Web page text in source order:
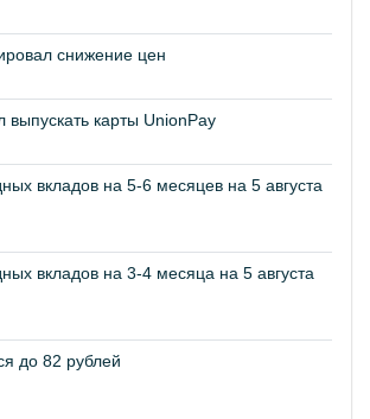
снижение цен
выпускать карты UnionPay
вкладов на 5-6 месяцев на 5 августа
вкладов на 3-4 месяца на 5 августа
до 82 рублей